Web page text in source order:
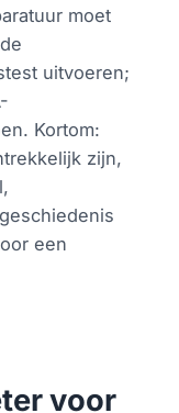
moet
uitvoeren;
Kortom:
zijn,
een
voor